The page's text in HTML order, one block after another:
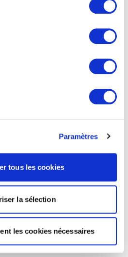
Paramètres
tous les cookies
la sélection
les cookies nécessaires